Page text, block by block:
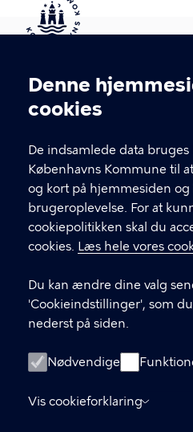
Denne
cookies
De indsamlede data
Københavns Kommune til
og kort på hjemmesiden
brugeroplevelse. For at
cookiepolitikken skal du
cookies. Læs hele vores
Du kan ændre dine valg
'Cookieindstillinger', som
nederst på siden.
Nødvendige
Vis cookieforklaring
Kontakt Københavns
T
fFind andre kontakter her
CVR-nummer64942212
GENVEJE
Digital Post
Databeskyttelse
Om hjemmesiden